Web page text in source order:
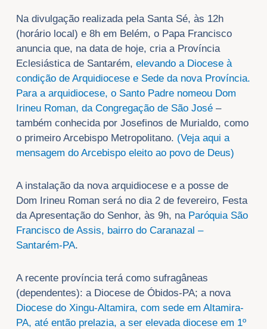
Na divulgação realizada pela Santa Sé, às 12h
(horário local) e 8h em Belém, o Papa Francisco
anuncia que, na data de hoje, cria a Província
Eclesiástica de Santarém, elevando a Diocese à
condição de Arquidiocese e Sede da nova Província.
Para a arquidiocese, o Santo Padre nomeou Dom
Irineu Roman, da Congregação de São José–
também conhecida por Josefinos de Murialdo, como
o primeiro Arcebispo Metropolitano. (Veja aqui a
mensagem do Arcebispo eleito ao povo de Deus)
A instalação da nova arquidiocese e a posse de
Dom Irineu Roman será no dia 2 de fevereiro, Festa
da Apresentação do Senhor, às 9h, na Paróquia São
Francisco de Assis, bairro do Caranazal –
Santarém-PA.
A recente província terá como sufragâneas
(dependentes): a Diocese de Óbidos-PA; a nova
Diocese do Xingu-Altamira, com sede em Altamira-
PA, até então prelazia, a ser elevada diocese em 1º